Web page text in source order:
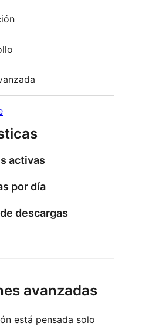
activas
por día
descargas
avanzadas
está pensada solo